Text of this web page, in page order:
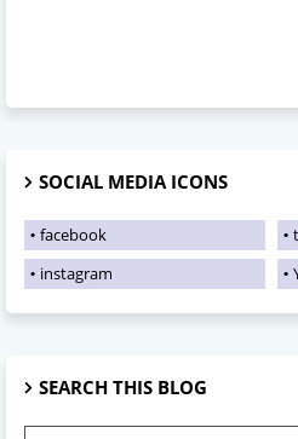
SOCIAL MEDIA ICONS
facebook
instagram
SEARCH THIS BLOG